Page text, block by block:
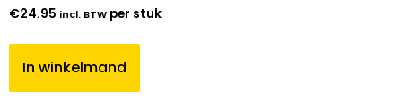
€24.95 incl. BTW per stuk
In winkelmand